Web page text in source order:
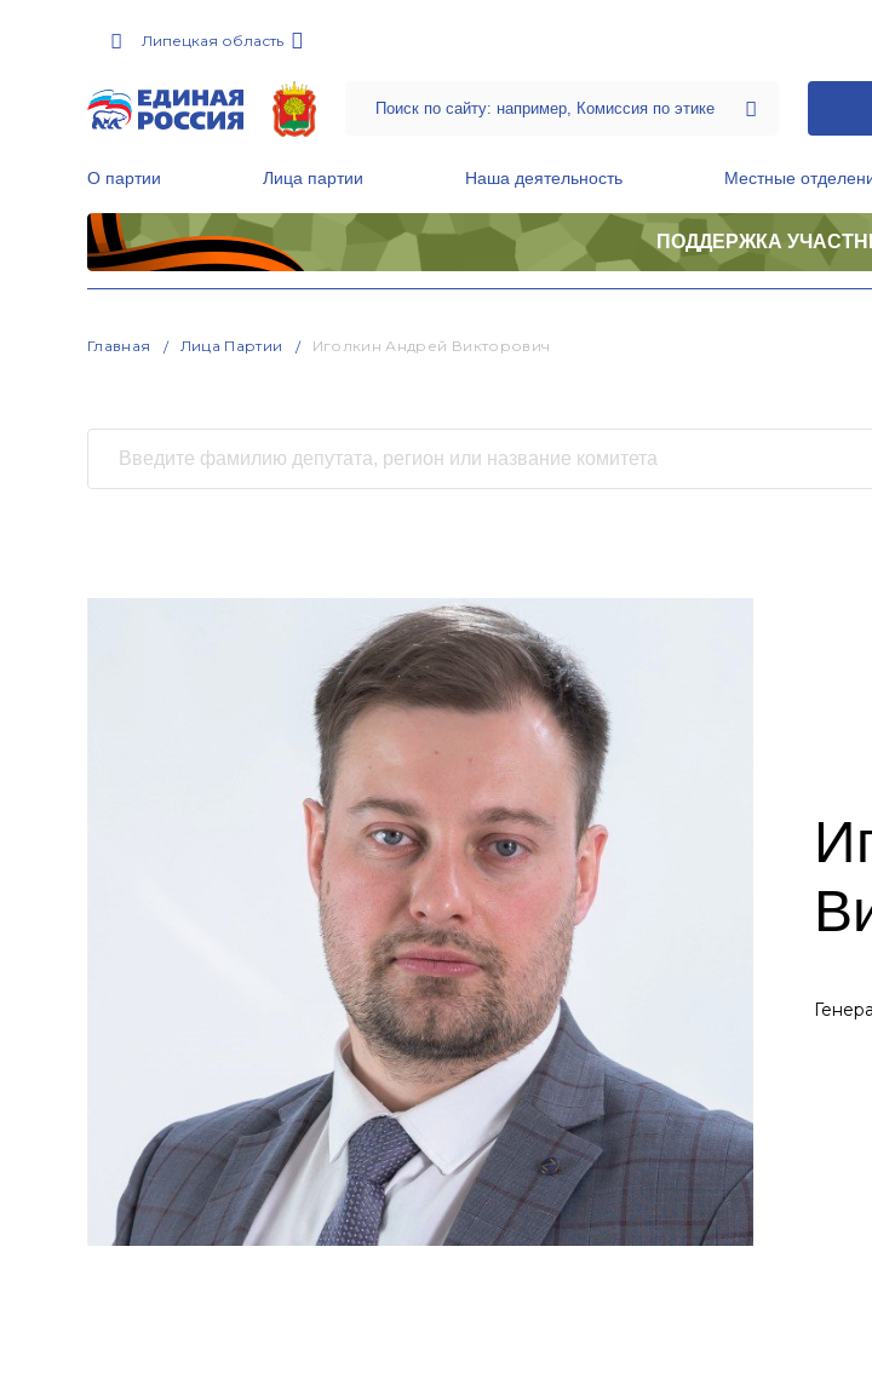
Липецкая область
О партии Лица партии Наша деятельность Местные
ПОДДЕРЖКА
Главная Лица Партии Иголкин Андрей Викторович